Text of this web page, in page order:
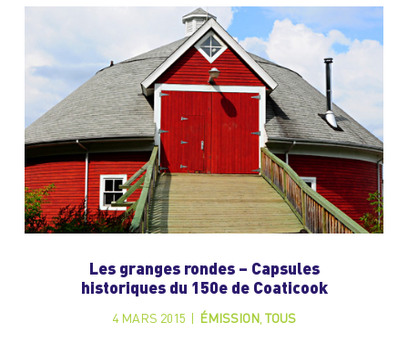
Les granges rondes – Capsules
historiques du 150e de Coaticook
4 MARS 2015 ÉMISSION TOUS